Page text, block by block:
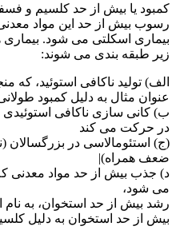
کمبود یا بیش از حد کلسیم و
رسوب بیش از حد این مواد
بیماری اسکلتی می شود.
زیر طبقه بندی می شوند:
الف) تولید ناکافی استوئید،
عنوان مثال به دلیل کمبود
ب) کانی سازی ناکافی
در حرکت می کند
(ج) استئومالاسی در بزرگسالان
ضعف همراه)|
د) جذب بیش از حد مواد معدنی
می شود،
رشد بیش از حد استخوان، به نام
بیش از حد استخوان به دلیل